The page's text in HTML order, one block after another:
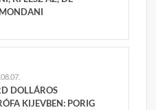
DOLLÁROS
KIJEVBEN: PORIG